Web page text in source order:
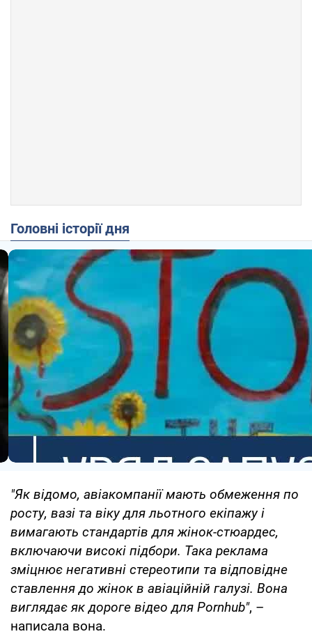
Головні історії дня
"Як відомо, авіакомпанії мають обмеження по
росту, вазі та віку для льотного екіпажу і
вимагають стандартів для жінок-стюардес,
включаючи високі підбори. Така реклама
зміцнює негативні стереотипи та відповідне
ставлення до жінок в авіаційній галузі. Вона
виглядає як дороге відео для Pornhub", –
написала вона.